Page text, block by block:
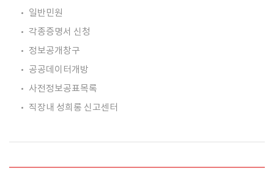
일반민원
각종증명서 신청
정보공개창구
공공데이터개방
사전정보공표목록
직장내 성희롱 신고센터